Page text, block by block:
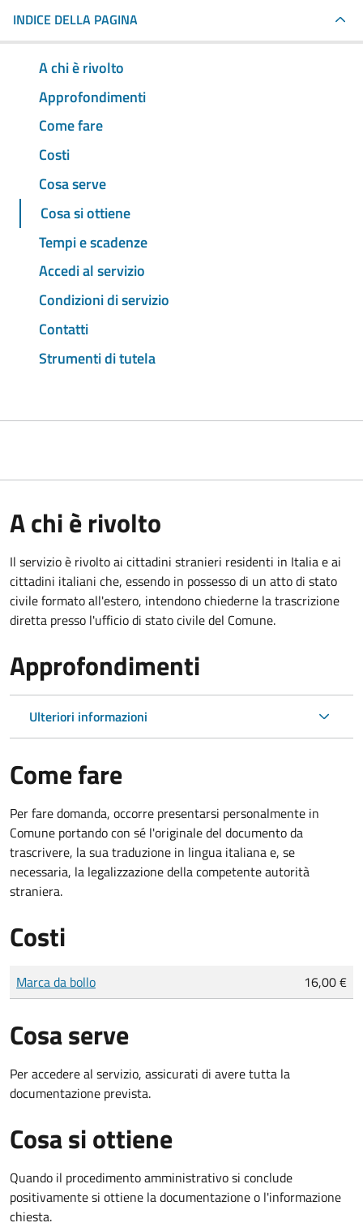
INDICE DELLA PAGINA
A chi è rivolto
Approfondimenti
Come fare
Costi
Cosa serve
Cosa si ottiene
Tempi e scadenze
Accedi al servizio
Condizioni di servizio
Contatti
Strumenti di tutela
A chi è rivolto
Il servizio è rivolto ai cittadini stranieri residenti in Italia e ai
cittadini italiani che, essendo in possesso di un atto di stato
civile formato all'estero, intendono chiederne la trascrizione
diretta presso l'ufficio di stato civile del Comune.
Approfondimenti
Ulteriori informazioni
Come fare
Per fare domanda, occorre presentarsi personalmente in
Comune portando con sé l'originale del documento da
trascrivere, la sua traduzione in lingua italiana e, se
necessaria, la legalizzazione della competente autorità
straniera.
Costi
Tipo di pagamento
Importo
Marca da bollo 16,00 €
Cosa serve
Per accedere al servizio, assicurati di avere tutta la
documentazione prevista.
Cosa si ottiene
Quando il procedimento amministrativo si conclude
positivamente si ottiene la documentazione o l'informazione
chiesta.